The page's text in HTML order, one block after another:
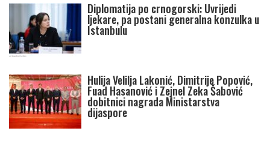
Diplomatija po crnogorski: Uvrijedi
ljekare, pa postani generalna konzulka u
Istanbulu
Hulija Velilja Lakonić, Dimitrije Popović,
Fuad Hasanović i Zejnel Zeka Šabović
dobitnici nagrada Ministarstva
dijaspore